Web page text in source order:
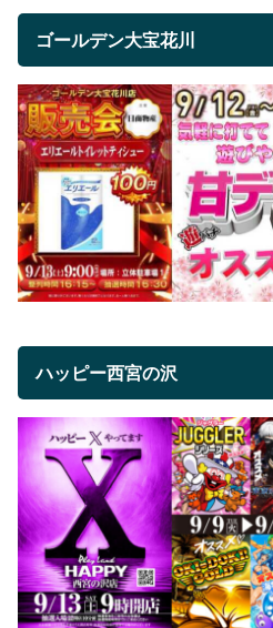
ゴールデン大宝花川
ハッピー西宮の沢